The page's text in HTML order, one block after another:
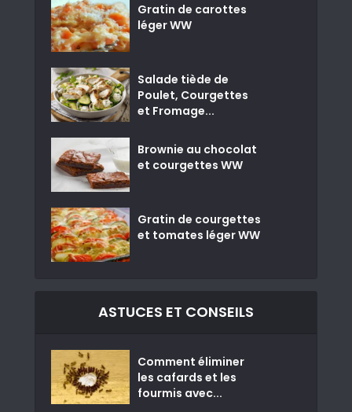
Gratin de carottes
léger WW
Salade tiède de
Poulet, Courgettes
et Fromage...
Brownie au chocolat
et courgettes WW
Gratin de courgettes
et tomates léger WW
ASTUCES ET CONSEILS
Comment éliminer
les cafards et les
fourmis avec...